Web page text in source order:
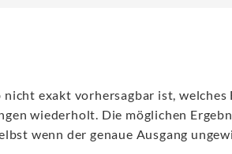
nicht exakt vorhersagbar ist,
wiederholt. Die möglichen
wenn der genaue Ausgang